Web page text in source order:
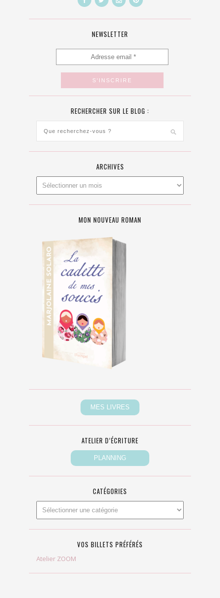
NEWSLETTER
RECHERCHER SUR LE BLOG :
ARCHIVES
MON NOUVEAU ROMAN
ATELIER D’ÉCRITURE
CATÉGORIES
VOS BILLETS PRÉFÉRÉS
Atelier ZOOM